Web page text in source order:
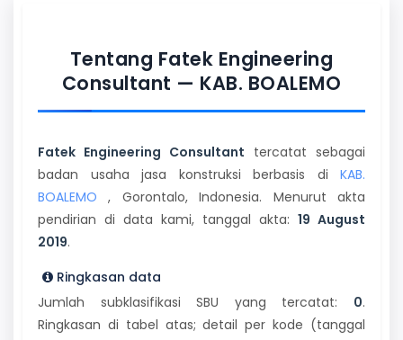
Tentang Fatek Engineering
Consultant — KAB. BOALEMO
Fatek Engineering Consultant tercatat sebagai
badan usaha jasa konstruksi berbasis di KAB.
BOALEMO , Gorontalo, Indonesia. Menurut akta
pendirian di data kami, tanggal akta: 19 August
2019.
Ringkasan data
Jumlah subklasifikasi SBU yang tercatat: 0.
Ringkasan di tabel atas; detail per kode (tanggal